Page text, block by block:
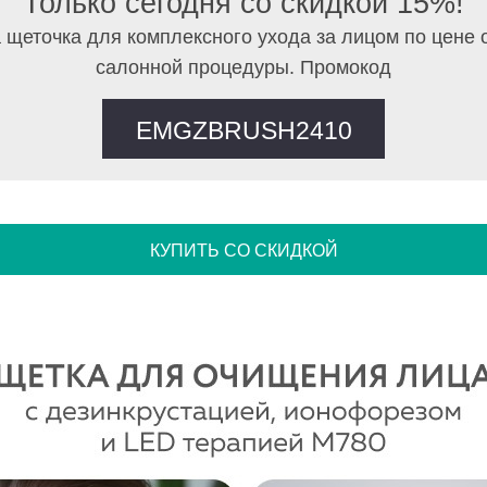
для комплексного ухода за лицом по цене
салонной процедуры. Промокод
EMGZBRUSH2410
КУПИТЬ СО СКИДКОЙ